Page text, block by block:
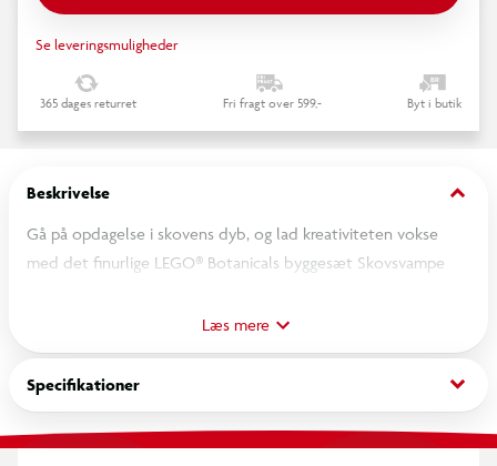
Se leveringsmuligheder
365 dages returret Fri fragt over 599,- Byt i butik
Beskrivelse keyboard_arrow_down
Gå på opdagelse i skovens dyb, og lad kreativiteten vokse
med det finurlige LEGO® Botanicals byggesæt Skovsvampe
Udforsk naturens kunstværker, når du samler den yderst
detaljerige udstillingsmodel med en skovscene. Den er fyldt
med autentiske detaljer og farver, og du vil opdage flere røde
fluesvampe – det er paddehattene i midten – omgivet af
svampearter som trævlhat, stjernebold, kantarel, toppet
Læs mere
Specifikationer keyboard_arrow_down